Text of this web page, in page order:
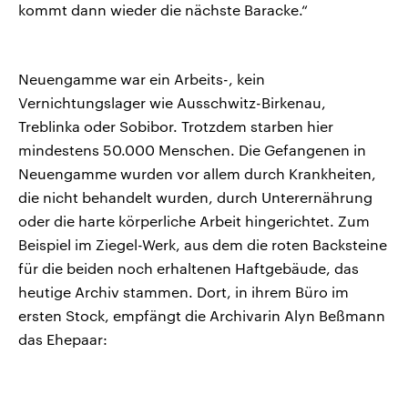
kommt dann wieder die nächste Baracke.“
Neuengamme war ein Arbeits-, kein
Vernichtungslager wie Ausschwitz-Birkenau,
Treblinka oder Sobibor. Trotzdem starben hier
mindestens 50.000 Menschen. Die Gefangenen in
Neuengamme wurden vor allem durch Krankheiten,
die nicht behandelt wurden, durch Unterernährung
oder die harte körperliche Arbeit hingerichtet. Zum
Beispiel im Ziegel-Werk, aus dem die roten Backsteine
für die beiden noch erhaltenen Haftgebäude, das
heutige Archiv stammen. Dort, in ihrem Büro im
ersten Stock, empfängt die Archivarin Alyn Beßmann
das Ehepaar: